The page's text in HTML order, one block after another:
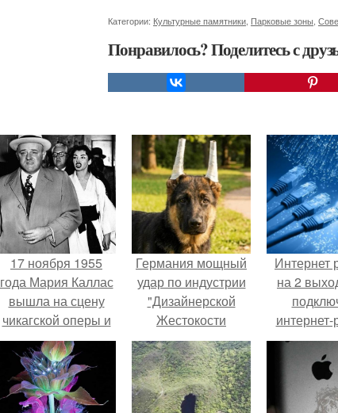
Категории: Культурные памятники Парковые зоны
Понравилось? Поделитесь с
17 ноября 1955
года Мария Каллас
вышла на сцену
чикагской оперы и
сорвала овации.
Германия мощный
удар по индустрии
"Дизайнерской
Жестокости
нанесла".
Интернет
на 2
интернет-